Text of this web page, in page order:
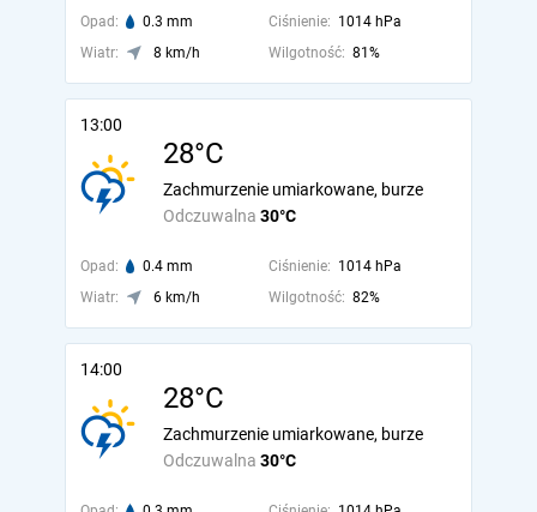
Opad: 0.3 mm Ciśnienie: 1014 hPa
Wiatr:
8 km/h Wilgotność: 81%
13:00
28°C
Odczuwalna 30°C
Zachmurzenie umiarkowane, burze
Opad: 0.4 mm Ciśnienie: 1014 hPa
Wiatr:
6 km/h Wilgotność: 82%
14:00
28°C
Odczuwalna 30°C
Zachmurzenie umiarkowane, burze